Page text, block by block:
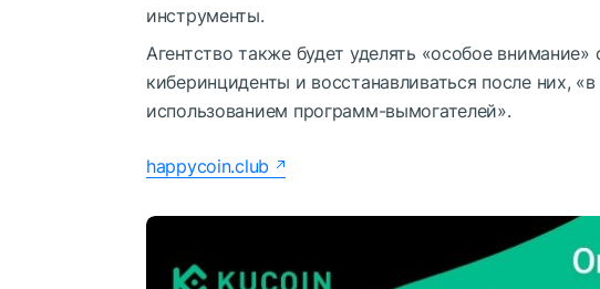
инструменты.
Агентство также будет уделять «особое
киберинциденты и восстанавливаться после них,
использованием программ-вымогателей».
happycoin.club